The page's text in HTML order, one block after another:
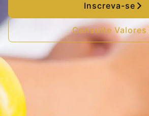
Inscreva-se
Consulte Valores